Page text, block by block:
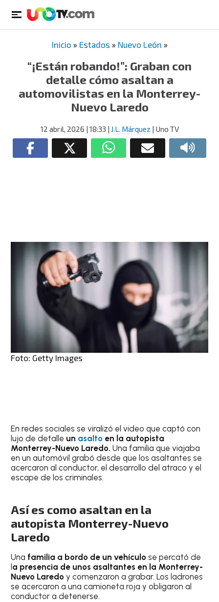
Inicio » Estados » Nuevo León »
“¡Están robando!”: Graban con
detalle cómo asaltan a
automovilistas en la Monterrey-
Nuevo Laredo
12 abril, 2026 | 18:33 | J.L. Márquez | Uno TV
Foto: Getty Images
En redes sociales se viralizó el video que captó con
lujo de detalle un asalto en la autopista
Monterrey-Nuevo Laredo.Una familia que viajaba
en un automóvil grabó desde que los asaltantes se
acercaron al conductor, el desarrollo del atraco y el
escape de los criminales.
Así es como asaltan en la
autopista Monterrey-Nuevo
Laredo
Una familia a bordo de un vehículose percató de
a presencia de unos asaltantes en la Monterrey-
Nuevo Laredo y comenzaron a grabar. Los ladrones
se acercaron a una camioneta roja y obligaron al
conductor a detenerse.